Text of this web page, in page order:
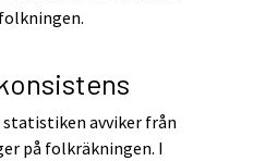
statistiken avviker från
på folkräkningen. I